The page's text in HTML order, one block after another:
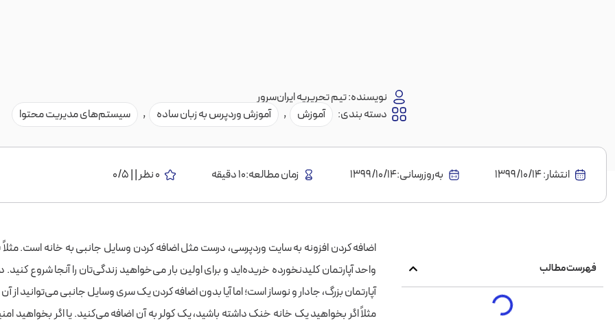
نویسنده:تیم تحریریه ایران‌سرور
دسته بندی:
آموزش , آموزش وردپرس به زبان ساده , سیستم‌های مدیریت محتوا
انتشار:1399/10/14 به‌روز‌رسانی:۱۳۹۹/۱۰/۱۴ زمان مطالعه:10 دقیقه 0 نظر | | 0/5
فهرست مطالب
اضافه کردن افزونه به سایت وردپرسی، درست مثل اضافه کردن وسایل جانبی به خانه است.
واحد آپارتمان کلیدنخورده خریده‌اید و برای اولین بار می‌خواهید زندگی‌تان را آنجا شروع
آپارتمان بزرگ، جادار و نوساز است؛ اما آیا بدون اضافه کردن یک سری وسایل جانبی می‌توانید از
مثلاً اگر بخواهید یک خانه خنک داشته باشید، یک کولر به آن اضافه می‌کنید. یا اگر بخواهید